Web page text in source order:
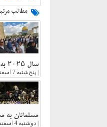
مطالب
سال ۲۰۲۵ به مسجدالاقصی یورش برده‌اند.
|پنج‌شنبه 7 اسفند 1404
مسلمانان به
|دوشنبه 4 اسفند 1404